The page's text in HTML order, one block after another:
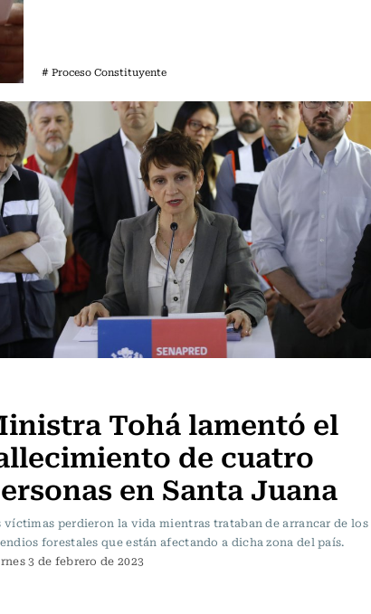
# Proceso Constituyente
Tohá lamentó el
de cuatro
en Santa Juana
víctimas perdieron la vida mientras trataban de arrancar de los
forestales que están afectando a dicha zona del país.
3 de febrero de 2023